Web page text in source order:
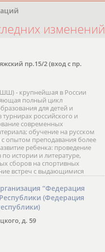
изменений
пр.15/2 (вход с пр.
- крупнейшая в России
полный цикл
для детей и
турнирах российского и
современных
обучение на русском
опытом преподавания более
ребенка: проведение
истории и литературе,
сборов на спортивных
встреч с выдающимися
онлайн обучение в
занятий, круглые столы
организация фестивалей;
“Федерация
(Федерация
д. 59